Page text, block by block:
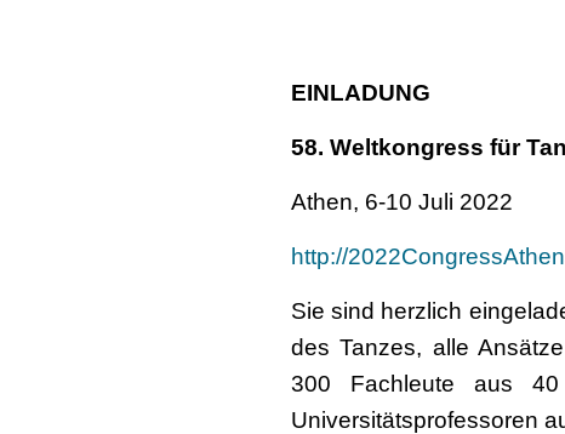
EINLADUNG
58. Weltkongress für
Athen, 6-10 Juli 2022
http://
Sie sind herzlich
des Tanzes, alle
300 Fachleute aus
Universitätsprofessoren